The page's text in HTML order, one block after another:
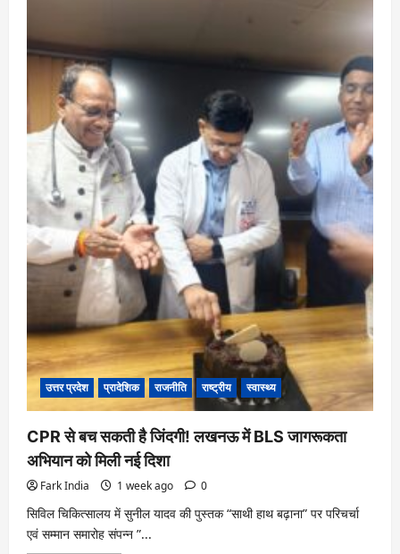
मुफ्त
बिजली
और
बिजली
बिल
से
राहत
उत्तर प्रदेश प्रादेशिक राजनीति राष्ट्रीय स्वास्थ्य
CPR से बच सकती है जिंदगी! लखनऊ में BLS जागरूकता
अभियान को मिली नई दिशा
Fark India 1 week ago 0
सिविल चिकित्सालय में सुनील यादव की पुस्तक “साथी हाथ बढ़ाना” पर परिचर्चा
एवं सम्मान समारोह संपन्न ”...